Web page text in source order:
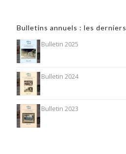
Bulletins annuels : les derniers
Bulletin 2025
Bulletin 2024
Bulletin 2023